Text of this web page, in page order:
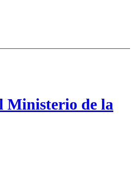
Ministerio de la